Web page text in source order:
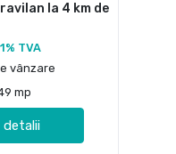
la 4 km de
TVA
vânzare
mp
detalii